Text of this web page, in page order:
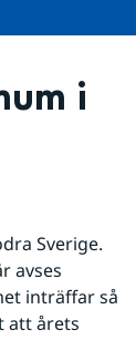
i
Sverige.
avses
inträffar så
årets